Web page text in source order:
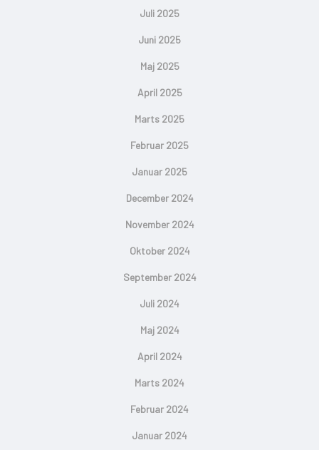
Juli 2025
Juni 2025
Maj 2025
April 2025
Marts 2025
Februar 2025
Januar 2025
December 2024
November 2024
Oktober 2024
September 2024
Juli 2024
Maj 2024
April 2024
Marts 2024
Februar 2024
Januar 2024